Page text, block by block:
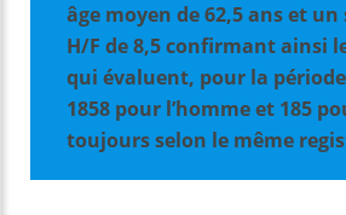
âge moyen de 62,5 ans et
H/F de 8,5 confirmant ainsi
qui évaluent, pour la période
1858 pour l’homme et 185
toujours selon le même